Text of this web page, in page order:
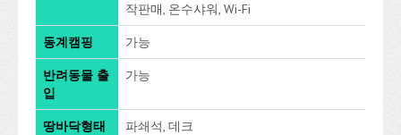
작판매, 온수샤워, Wi-Fi
동계캠핑 가능
반려동물 출
입
가능
땅바닥형태 파쇄석, 데크